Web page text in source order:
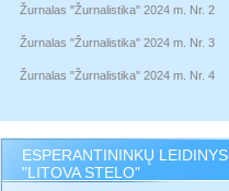
Žurnalas "Žurnalistika" 2024 m. Nr. 2
Žurnalas "Žurnalistika" 2024 m. Nr. 3
Žurnalas "Žurnalistika" 2024 m. Nr. 4
ESPERANTININKŲ LEIDINYS
"LITOVA STELO"